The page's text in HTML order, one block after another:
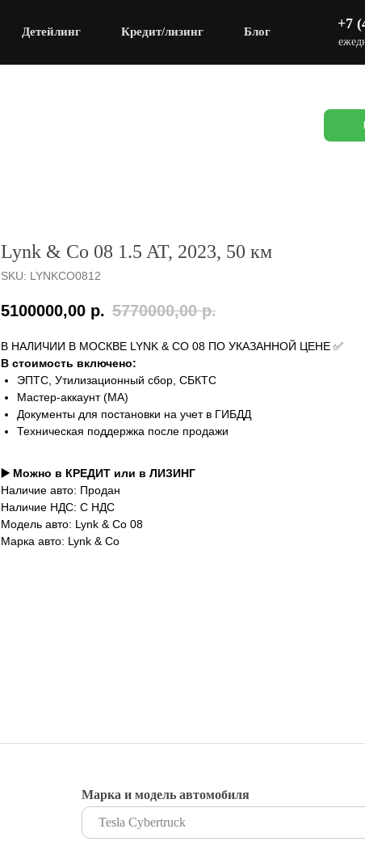
Детейлинг Кредит/лизинг Блог +7
Lynk & Co 08 1.5 AT, 2023, 50 км
SKU: LYNKCO0812
5100000,00 р. 5770000,00 р.
В НАЛИЧИИ В МОСКВЕ LYNK & CO 08 ПО УКАЗАННОЙ ЦЕНЕ ✅
В стоимость включено:
ЭПТС, Утилизационный сбор, СБКТС
Мастер-аккаунт (MA)
Документы для постановки на учет в ГИБДД
Техническая поддержка после продажи
▶️ Можно в КРЕДИТ или в ЛИЗИНГ
Наличие авто: Продан
Наличие НДС: С НДС
Модель авто: Lynk & Co 08
Марка авто: Lynk & Co
Марка и модель автомобиля